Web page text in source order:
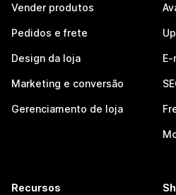
Vender produtos
Pedidos e frete
Design da loja
Marketing e conversão
Gerenciamento de loja
Recursos